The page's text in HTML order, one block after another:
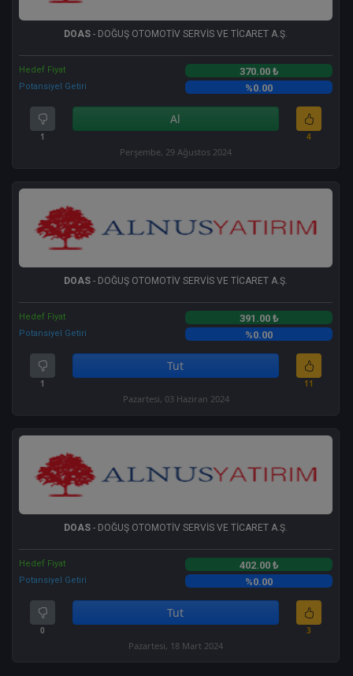
DOAS - DOĞUŞ OTOMOTİV SERVİS VE TİCARET A.Ş.
Hedef Fiyat 370.00 ₺
Potansiyel Getiri %0.00
1
Al
4
Perşembe, 29 Ağustos 2024
DOAS - DOĞUŞ OTOMOTİV SERVİS VE TİCARET A.Ş.
Hedef Fiyat 391.00 ₺
Potansiyel Getiri %0.00
1
Tut
11
Pazartesi, 03 Haziran 2024
DOAS - DOĞUŞ OTOMOTİV SERVİS VE TİCARET A.Ş.
Hedef Fiyat 402.00 ₺
Potansiyel Getiri %0.00
0
Tut
3
Pazartesi, 18 Mart 2024